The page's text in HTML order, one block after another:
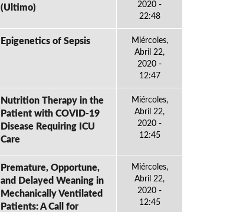
(Ultimo)
2020 -
22:48
Epigenetics of Sepsis
Miércoles,
Abril 22,
2020 -
12:47
Nutrition Therapy in the
Patient with COVID-19
Disease Requiring ICU
Care
Miércoles,
Abril 22,
2020 -
12:45
Premature, Opportune,
and Delayed Weaning in
Mechanically Ventilated
Patients: A Call for
Miércoles,
Abril 22,
2020 -
12:45